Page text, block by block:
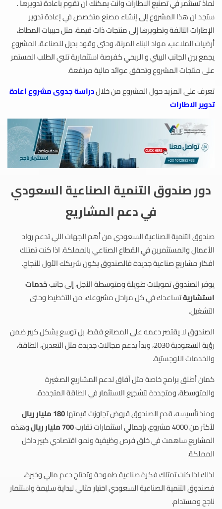
لماذ تستثمر في تصنيع الاطارات وانت يمكنك ان تقوم باعادة تدويرها .
ستجد ان هذا المشروع إلى إنشاء مصنع متخصص في إعادة تدوير
الإطارات التالفة وتطويرها إلى منتجات ذات قيمة، مثل حبيبات المطاط،
أرضيات الملاعب، مواد البناء المرنة، وحتى وقود بديل للصناعة. المشروع
يجمع بين الجانب البيئي و الربحي كفرصة استثمارية تلبي الطلب المستمر
على منتجات المشروع وتحقق عوائد مالية مرتفعة.
تعرف على المزيد حول المشروع من خلالدراسة جدوى مشروع اعادة
تدوير الاطارات
دور صندوق التنمية الصناعية السعودي
في دعم المشاريع
صندوق التنمية الصناعية السعودي من أهم الجهات اللي تدعم رواد
الأعمال والمستثمرين في القطاع الصناعي بالمملكة. اذا كنت تمتلك
افكار مشاريع صناعية جديدة فالصندوق يكون شريكك الأول للنجاح.
يوفر الصندوق تمويلات طويلة ومتوسطة الأجل، إلى جانبخدمات
استشاريةتساعدك في كل مراحل مشروعك، من التخطيط وحتى
التشغيل.
الصندوق لا يقتصر دعمه على المصانع فقط، بل توسع بشكل كبير ضمن
رؤية السعودية 2030، وبدأ يدعم مجالات جديدة مثل التعدين، الطاقة،
والخدمات اللوجستية.
كمان أطلق برامج خاصة مثل آفاق لدعم المشاريع الصغيرة
والمتوسطة، ومتجددة لتشجيع الاستثمار في الطاقة المتجددة.
ومنذ تأسيسه، قدم الصندوق قروض تجاوزت قيمتها180 مليار ريال
لأكثر من 4000 مشروع، بإجمالي استثمارات تقارب
700 مليار ريال
وهذه
المشاريع ساهمت في خلق فرص وظيفية ونمو اقتصادي كبير داخل
المملكة.
لذلك اذا كنت تمتلك فكرة صناعية طموحة وتحتاج دعم مالي وخبرة،
فصندوق التنمية الصناعية السعودي اختيار مثالي لبداية سليمة واستثمار
ناجح ومستدام.